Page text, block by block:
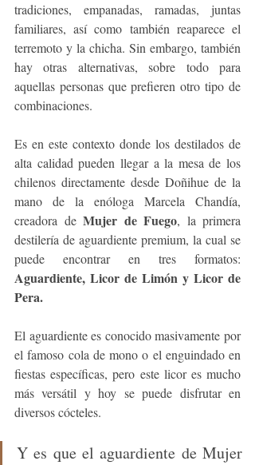
tradiciones, empanadas, ramadas, juntas
familiares, así como también reaparece el
terremoto y la chicha. Sin embargo, también
hay otras alternativas, sobre todo para
aquellas personas que prefieren otro tipo de
combinaciones.
Es en este contexto donde los destilados de
alta calidad pueden llegar a la mesa de los
chilenos directamente desde Doñihue de la
mano de la enóloga Marcela Chandía,
creadora de Mujer de Fuego, la primera
destilería de aguardiente premium, la cual se
Aguardiente, Licor de Limón y Licor de
Pera.
El aguardiente es conocido masivamente por
el famoso cola de mono o el enguindado en
fiestas específicas, pero este licor es mucho
más versátil y hoy se puede disfrutar en
diversos cócteles.
Y es que el aguardiente de Mujer